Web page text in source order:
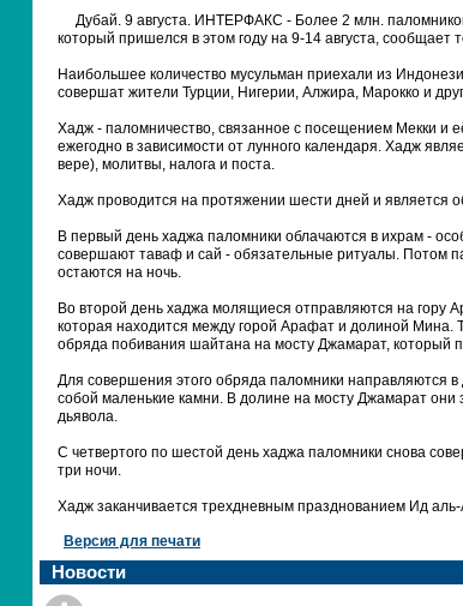
Дубай. 9 августа. ИНТЕРФАКС - Более 2 млн.
который пришелся в этом году на 9-14 августа, сообщает
Наибольшее количество мусульман приехали из
совершат жители Турции, Нигерии, Алжира, Марокко и
Хадж - паломничество, связанное с посещением Мекки и
ежегодно в зависимости от лунного календаря. Хадж
вере), молитвы, налога и поста.
Хадж проводится на протяжении шести дней и является
В первый день хаджа паломники облачаются в ихрам -
совершают таваф и сай - обязательные ритуалы. Потом
остаются на ночь.
Во второй день хаджа молящиеся отправляются на
которая находится между горой Арафат и долиной Мина.
обряда побивания шайтана на мосту Джамарат, который
Для совершения этого обряда паломники направляются
собой маленькие камни. В долине на мосту Джамарат
дьявола.
С четвертого по шестой день хаджа паломники снова
три ночи.
Хадж заканчивается трехдневным празднованием Ид
Версия для печати
Новости